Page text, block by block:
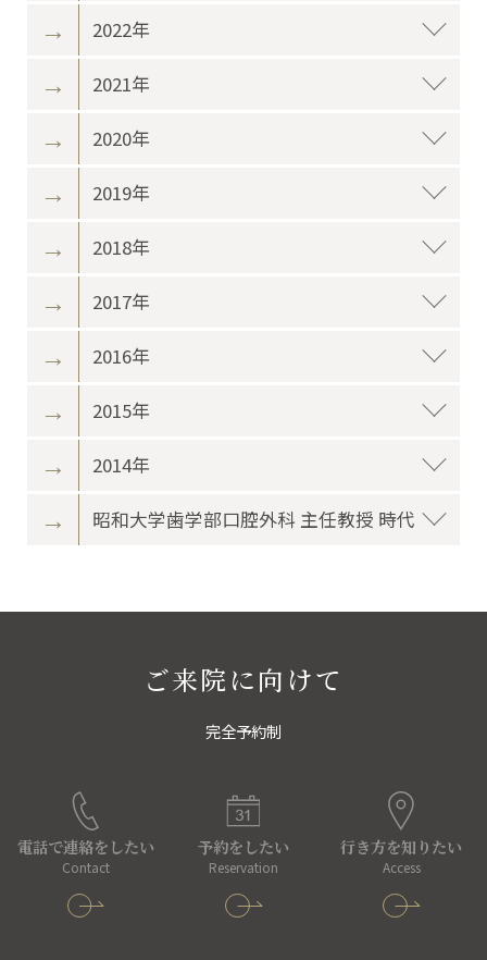
2022年
2021年
2020年
2019年
2018年
2017年
2016年
2015年
2014年
昭和大学歯学部口腔外科 主任教授 時代
ご来院に向けて
完全予約制
電話で連絡をしたい
Contact
予約をしたい
Reservation
行き方を知りたい
Access